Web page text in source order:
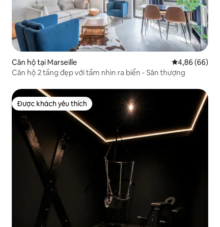
Căn hộ tại Marseille Xếp hạng
4,86 (66)
Căn hộ 2 tầng đẹp với tầm nhìn ra biển - Sân thượng
Được khách yêu thích
Được khách yêu thích